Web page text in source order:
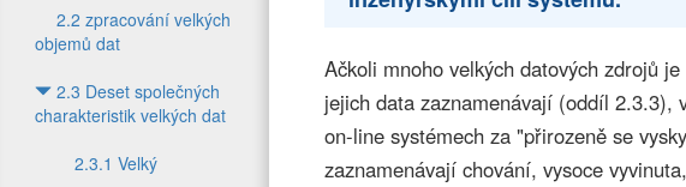
2.2 zpracování velkých
objemů dat
2.3 Deset společných
charakteristik velkých dat
2.3.1 Velký
Ačkoli mnoho velkých datových zdrojů
jejich data zaznamenávají (oddíl 2.3.3),
on-line systémech za "přirozeně se
zaznamenávají chování, vysoce